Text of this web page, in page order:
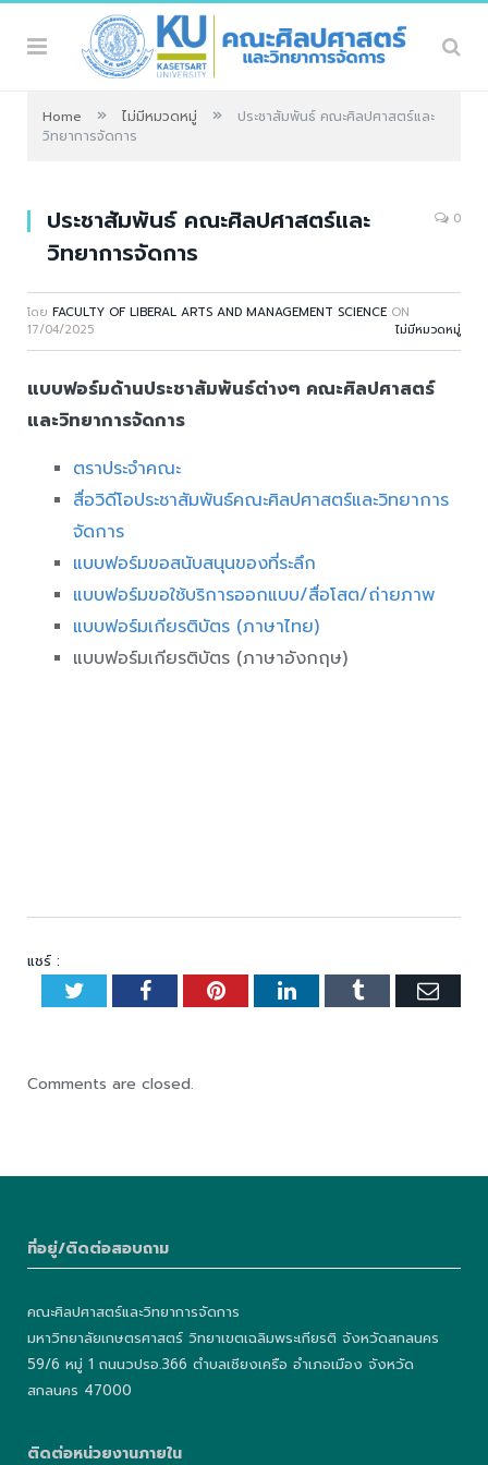
Home » ไม่มีหมวดหมู่ »
ประชาสัมพันธ์ คณะศิลปศาสตร์และ
วิทยาการจัดการ
ประชาสัมพันธ์ คณะศิลปศาสตร์และ
วิทยาการจัดการ
0
โดย FACULTY OF LIBERAL ARTS AND MANAGEMENT SCIENCE ON
17/04/2025
ไม่มีหมวดหมู่
แบบฟอร์มด้านประชาสัมพันธ์ต่างๆ คณะศิลปศาสตร์
และวิทยาการจัดการ
ตราประจำคณะ
สื่อวิดีโอประชาสัมพันธ์คณะศิลปศาสตร์และวิทยาการ
จัดการ
แบบฟอร์มขอสนับสนุนของที่ระลึก
แบบฟอร์มขอใช้บริการออกแบบ/สื่อโสต/ถ่ายภาพ
แบบฟอร์มเกียรติบัตร (ภาษาไทย)
แบบฟอร์มเกียรติบัตร (ภาษาอังกฤษ)
แชร์ :
TwitterFacebookPinterestLinkedInTumblr
Comments are closed.
ที่อยู่/ติดต่อสอบถาม
คณะศิลปศาสตร์และวิทยาการจัดการ
มหาวิทยาลัยเกษตรศาสตร์ วิทยาเขตเฉลิมพระเกียรติ จังหวัดสกลนคร
59/6 หมู่ 1 ถนนวปรอ.366 ตำบลเชียงเครือ อำเภอเมือง จังหวัด
สกลนคร 47000
ติดต่อหน่วยงานภายใน